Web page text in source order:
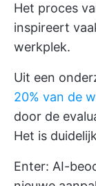
Het proces
inspireert
werkplek.
Uit een
20% van de
door de
Het is
Enter: AI-